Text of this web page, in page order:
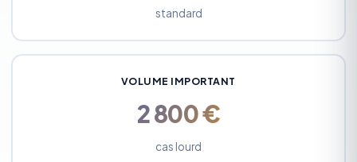
standard
VOLUME IMPORTANT
2 800 €
cas lourd